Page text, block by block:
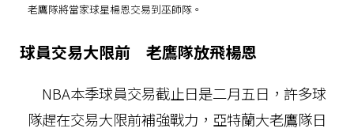
老鷹隊將當家球星楊恩交易到巫師隊。
球員交易大限前 老鷹隊放飛楊恩
NBA本季球員交易截止日是二月五日，許多球
隊趕在交易大限前補強戰力，亞特蘭大老鷹隊日